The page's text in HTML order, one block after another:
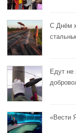
С Днём
Едут не
«Вести